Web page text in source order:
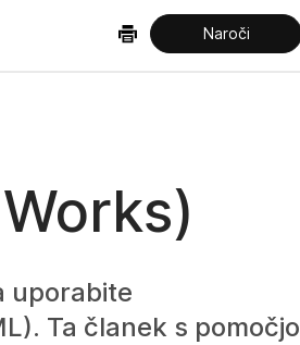
Naroči
uporabite
Ta članek s pomočjo